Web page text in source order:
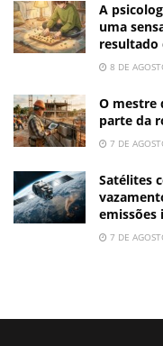
A
uma
resultado
8 DE
O mestre
parte da
7 DE
Satélites
emissões
7 DE